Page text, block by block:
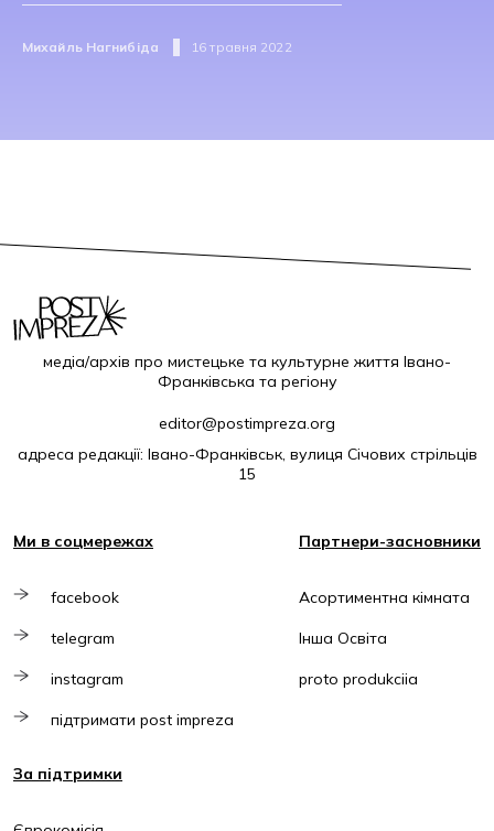
Михайль Нагнибіда 16 травня 2022
медіа/архів про мистецьке та культурне життя Івано-
Франківська та регіону
editor@postimpreza.org
адреса редакції: Івано-Франківськ, вулиця Січових стрільців
15
Ми в соцмережах
facebook
telegram
instagram
підтримати post impreza
Партнери-засновники
Асортиментна кімната
Інша Освіта
proto produkciia
За підтримки